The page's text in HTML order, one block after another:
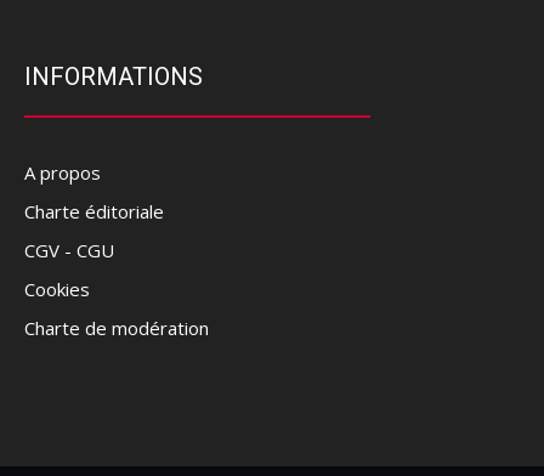
INFORMATIONS
A propos
Charte éditoriale
CGV - CGU
Cookies
Charte de modération